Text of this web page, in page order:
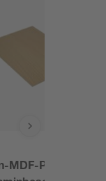
MDF-Platte